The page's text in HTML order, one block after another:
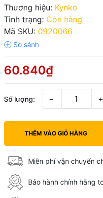
Thương hiệu: Kynko
Tình trạng: Còn hàng
Mã SKU: 0920066
60.840₫
Số lượng: − +
THÊM VÀO GIỎ HÀNG
Miễn phí vận chuyển
Bảo hành chính hãng